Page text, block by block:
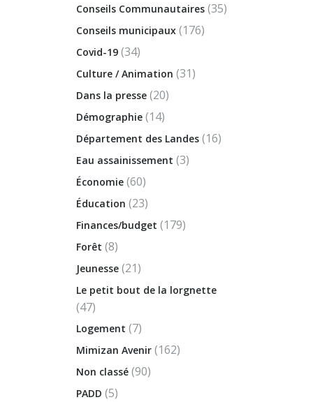
Conseils Communautaires (35)
Conseils municipaux (176)
Covid-19 (34)
Culture / Animation (31)
Dans la presse (20)
Démographie (14)
Département des Landes (16)
Eau assainissement (3)
Économie (60)
Éducation (23)
Finances/budget (179)
Forêt (8)
Jeunesse (21)
Le petit bout de la lorgnette
(47)
Logement (7)
Mimizan Avenir (162)
Non classé (90)
PADD (5)